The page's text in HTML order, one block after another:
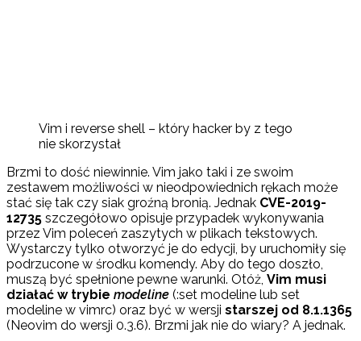
Vim i reverse shell – który hacker by z tego
nie skorzystał
Brzmi to dość niewinnie. Vim jako taki i ze swoim
zestawem możliwości w nieodpowiednich rękach może
stać się tak czy siak groźną bronią. Jednak CVE-2019-
12735 szczegółowo opisuje przypadek wykonywania
przez Vim poleceń zaszytych w plikach tekstowych.
Wystarczy tylko otworzyć je do edycji, by uruchomiły się
podrzucone w środku komendy. Aby do tego doszło,
muszą być spełnione pewne warunki. Otóż, Vim musi
działać w trybie modeline (:set modeline lub set
modeline w vimrc) oraz być w wersji starszej od 8.1.1365
(Neovim do wersji 0.3.6). Brzmi jak nie do wiary? A jednak.